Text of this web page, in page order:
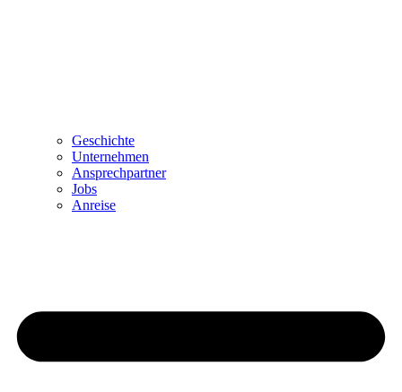
Geschichte
Unternehmen
Ansprechpartner
Jobs
Anreise